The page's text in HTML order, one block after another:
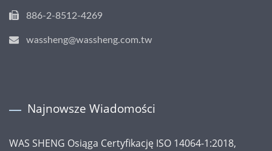
886-2-8512-4269
wassheng@wassheng.com.tw
Najnowsze Wiadomości
WAS SHENG Osiąga Certyfikację ISO 14064-1:2018,